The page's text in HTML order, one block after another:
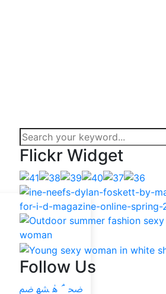
Flickr Widget
Follow Us